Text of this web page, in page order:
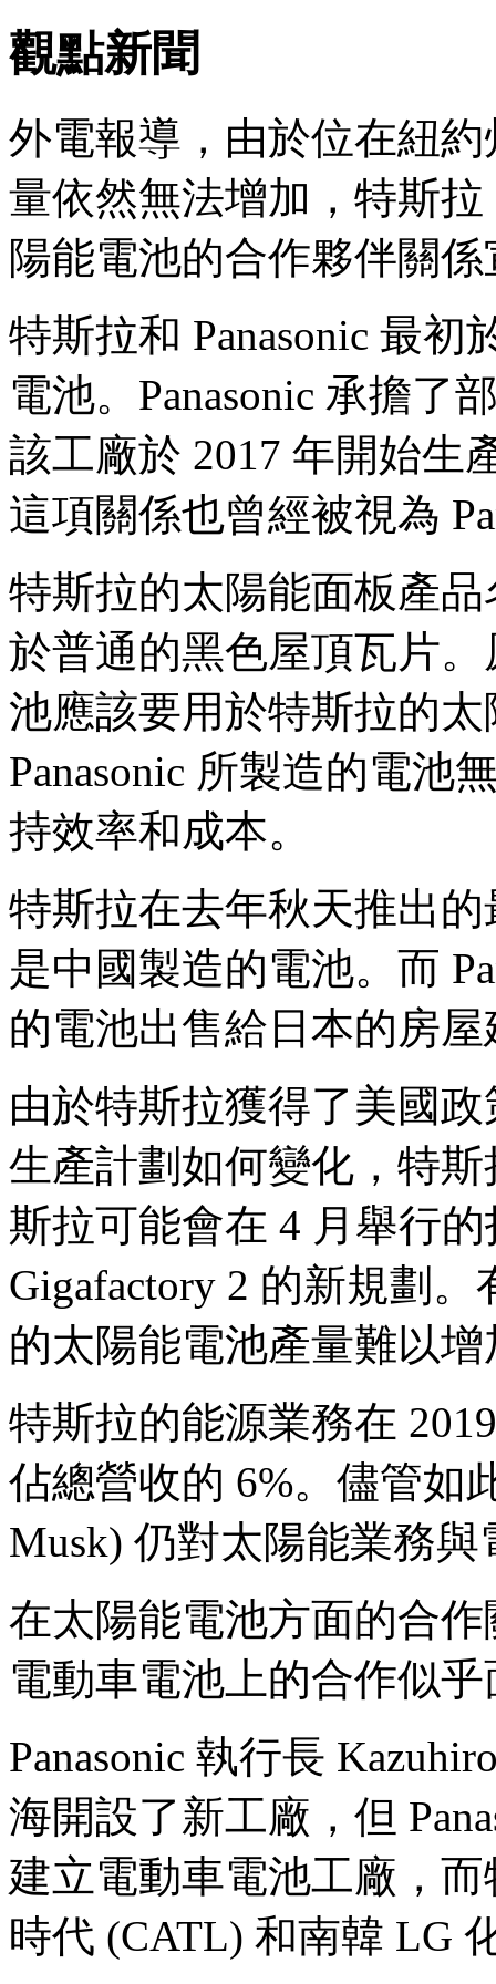
觀點新聞
外電報導，由於位在紐約
量依然無法增加，特斯拉
陽能電池的合作夥伴關
特斯拉和 Panasonic 最
電池。Panasonic 承擔了
該工廠於 2017 年開始生
這項關係也曾經被視為
特斯拉的太陽能面板產
於普通的黑色屋頂瓦片。
池應該要用於特斯拉的
Panasonic 所製造的電池
持效率和成本。
特斯拉在去年秋天推出
是中國製造的電池。而
的電池出售給日本的房
由於特斯拉獲得了美國
生產計劃如何變化，特
斯拉可能會在 4 月舉行
Gigafactory 2 的新規劃
的太陽能電池產量難以
特斯拉的能源業務在
佔總營收的 6%。儘管如
Musk) 仍對太陽能業務
在太陽能電池方面的合作
電動車電池上的合作似
Panasonic 執行長
海開設了新工廠，但
建立電動車電池工廠，
時代 (CATL) 和南韓 LG